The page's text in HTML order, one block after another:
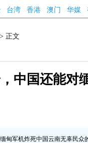
台湾 香港 澳门 华媒
> 正文
中国还能对
甸军机炸死中国云南无辜民众